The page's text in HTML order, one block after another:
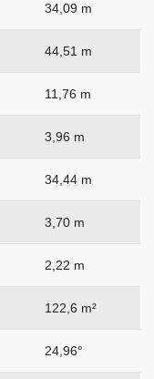
34,09 m
44,51 m
11,76 m
3,96 m
34,44 m
3,70 m
2,22 m
122,6 m²
24,96°